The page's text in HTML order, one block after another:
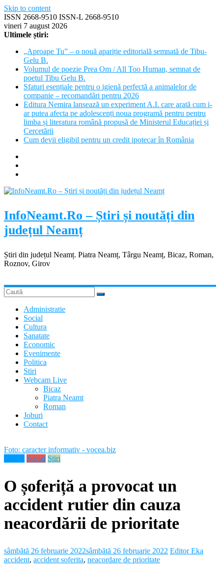
Skip to content
ISSN 2668-9510 ISSN-L 2668-9510
vineri 7 august 2026
Ultimele știri:
„Aproape Tu” – o nouă apariție editorială semnată de Tibu-
Gelu B.
Volumul de poezie Prea Om / All Too Human, semnat de
poetul Tibu Gelu B.
Sfaturi esențiale pentru o igienă perfectă a animalelor de
companie – recomandări pentru 2026
Editura Nemira lansează un experiment A.I. care arată cum i-
ar putea afecta pe adolescenți noua programă pentru pentru
limba și literatura română propusă de Ministerul Educației și
Cercetării
Cum devii eligibil pentru un credit ipotecar în România
InfoNeamt.Ro – Știri și noutăți din
județul Neamț
Știri din județul Neamț. Piatra Neamț, Târgu Neamț, Bicaz, Roman,
Roznov, Girov
Administratie
Social
Cultura
Sanatate
Economic
Evenimente
Politica
Stiri
Webcam Live
Bicaz
Piatra Neamt
Roman
Joburi
Contact
Foto: caracter informativ - vocea.biz
Social Stiri
O șoferiță a provocat un
accident rutier din cauza
neacordării de prioritate
sâmbătă 26 februarie 2022sâmbătă 26 februarie 2022 Editor Eka
accident, accident soferita, neacordare de prioritate